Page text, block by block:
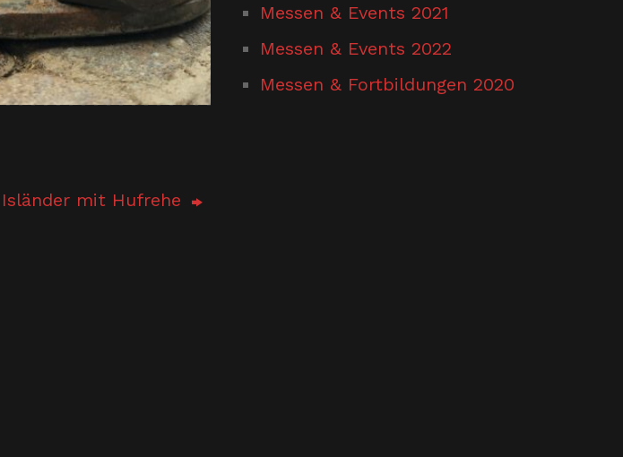
Isländer mit Hufrehe
Messen & Events 2021
Messen & Events 2022
Messen & Fortbildungen 2020